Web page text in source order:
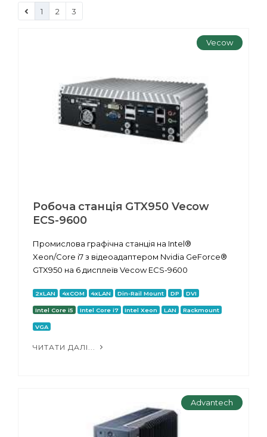
1 2 3
Vecow
Робоча станція GTX950 Vecow
ECS-9600
Промислова графічна станція на Intel®
Xeon/Core i7 з відеоадаптером Nvidia GeForce®
GTX950 на 6 дисплеїв Vecow ECS-9600
2xLAN 4xCOM 4xLAN Din-Rail Mount DP DVI
Intel Core i5 Intel Core i7 Intel Xeon LAN Rackmount
VGA
ЧИТАТИ ДАЛІ...
Advantech